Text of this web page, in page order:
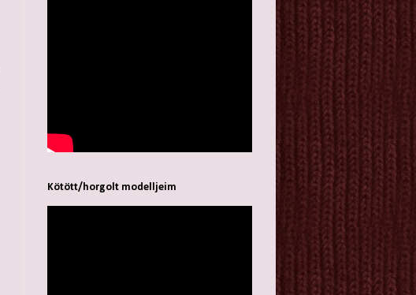
Kötött/horgolt modelljeim